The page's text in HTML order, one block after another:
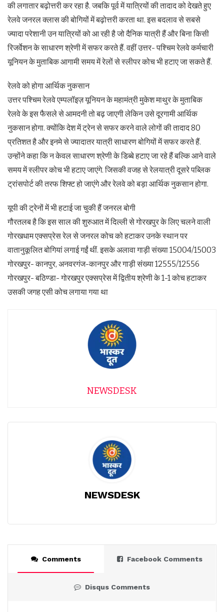
की लगातार बढ़ोत्तरी कर रहा है. जबकि पूर्व में यात्रियों की तादाद को देखते हुए
रेलवे जनरल क्लास की बोगियों में बढ़ोत्तरी करता था. इस बदलाव से सबसे
ज्यादा परेशानी उन यात्रियों को आ रही है जो दैनिक यात्री हैं और बिना किसी
रिजर्वेशन के साधारण श्रेणी में सफर करते हैं. वहीं उत्तर- पश्चिम रेलवे कर्मचारी
यूनियन के मुताबिक आगामी समय में रेलों से स्लीपर कोच भी हटाए जा सकते हैं.
रेलवे को होगा आर्थिक नुकसान
उत्तर पश्चिम रेलवे एम्पलॉइज़ यूनियन के महामंत्री मुकेश माथुर के मुताबिक
रेलवे के इस फैसले से आमदनी तो बढ़ जाएगी लेकिन उसे दूरगामी आर्थिक
नुकसान होगा. क्योंकि देश में ट्रेन से सफर करने वाले लोगों की तादाद 80
प्रतिशत है और इनमे से ज्यादातर यात्री साधारण बोगियों में सफर करते हैं.
उन्होंने कहा कि न केवल साधारण श्रेणी के डिब्बे हटाए जा रहे हैं बल्कि आने वाले
समय में स्लीपर कोच भी हटाए जाएंगे. जिसकी वजह से रेलयात्री दूसरे पब्लिक
ट्रांसपोर्ट की तरफ शिफ्ट हो जाएंगे और रेलवे को बड़ा आर्थिक नुकसान होगा.
यूपी की ट्रेनों में भी हटाई जा चुकी हैं जनरल बोगी
गौरतलब है कि इस साल की शुरुआत में दिल्ली से गोरखपुर के लिए चलने वाली
गोरखधाम एक्सप्रेस रेल से जनरल कोच को हटाकर उनके स्थान पर
वातानुकूलित बोगियां लगाई गईं थीं. इसके अलावा गाड़ी संख्या 15004/15003
गोरखपुर- कानपुर, अनवरगंज-कानपुर और गाड़ी संख्या 12555/12556
गोरखपुर- बठिण्डा- गोरखपुर एक्सप्रेस में द्वितीय श्रेणी के 1-1 कोच हटाकर
उसकी जगह एसी कोच लगाया गया था
NEWSDESK
NEWSDESK
Comments Facebook Comments
Disqus Comments